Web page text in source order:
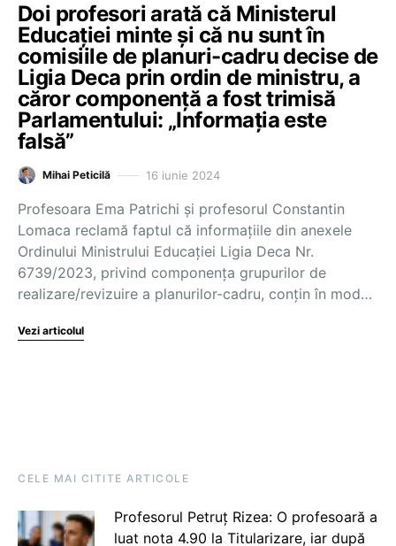
Doi profesori arată că Ministerul
Educației minte și că nu sunt în
comisiile de planuri-cadru decise de
Ligia Deca prin ordin de ministru, a
căror componență a fost trimisă
Parlamentului: „Informația este
falsă”
Mihai Peticilă 16 iunie 2024
Profesoara Ema Patrichi și profesorul Constantin
Lomaca reclamă faptul că informațiile din anexele
Ordinului Ministrului Educației Ligia Deca Nr.
6739/2023, privind componența grupurilor de
realizare/revizuire a planurilor-cadru, conțin în mod…
Vezi articolul
CELE MAI CITITE ARTICOLE
Profesorul Petruț Rizea: O profesoară a
luat nota 4.90 la Titularizare, iar după